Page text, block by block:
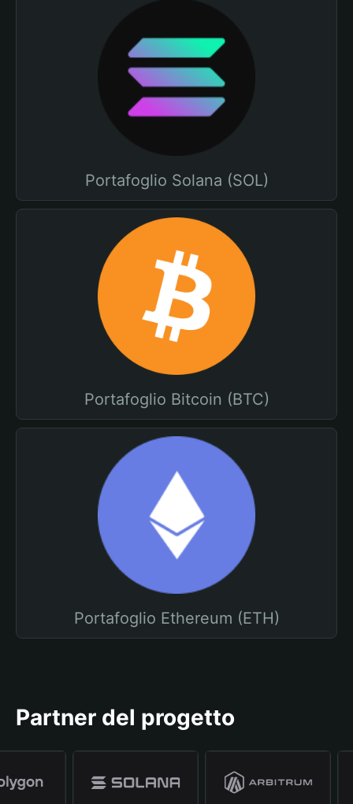
Portafoglio Solana (SOL)
Portafoglio Bitcoin (BTC)
Portafoglio Ethereum (ETH)
Partner del progetto